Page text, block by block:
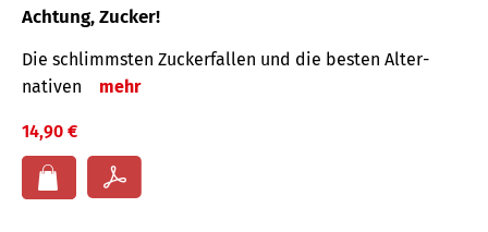
Achtung, Zucker!
Die schlimmsten Zucker­fallen und die besten Alter­
nativen
mehr
14,90 €